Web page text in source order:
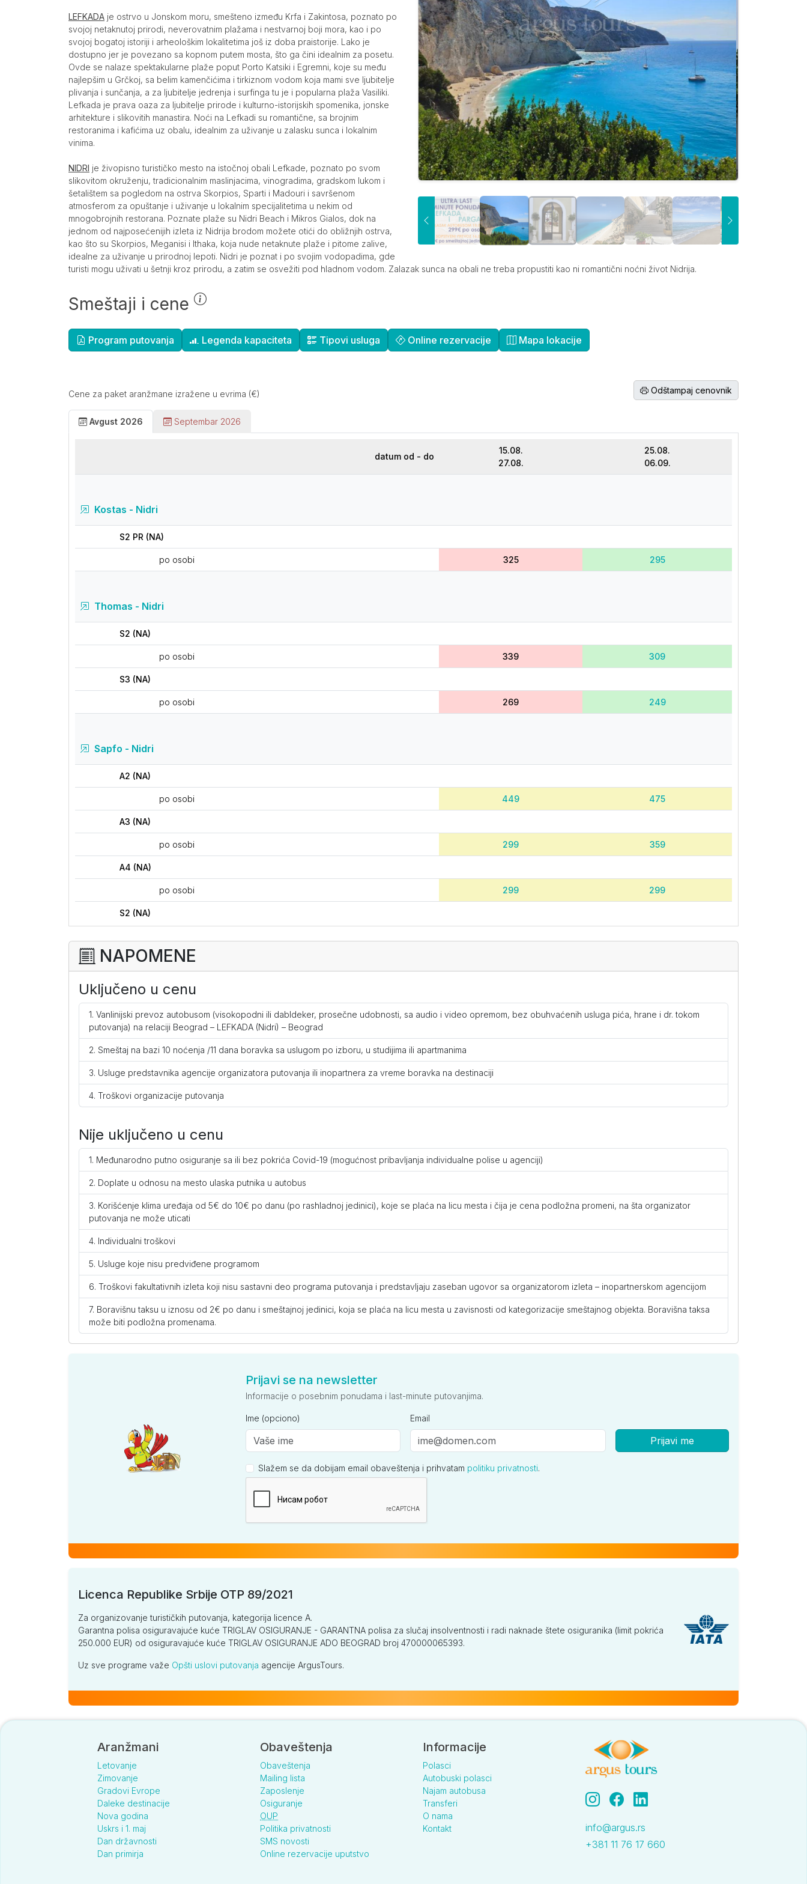
LEFKADA je ostrvo u Jonskom moru, smešteno između Krfa i Zakintosa, poznato po
svojoj netaknutoj prirodi, neverovatnim plažama i nestvarnoj boji mora, kao i po
svojoj bogatoj istoriji i arheološkim lokalitetima još iz doba praistorije. Lako je
dostupno jer je povezano sa kopnom putem mosta, što ga čini idealnim za posetu.
Ovde se nalaze spektakularne plaže poput Porto Katsiki i Egremni, koje su među
najlepšim u Grčkoj, sa belim kamenčićima i tirkiznom vodom koja mami sve ljubitelje
plivanja i sunčanja, a za ljubitelje jedrenja i surfinga tu je i popularna plaža Vasiliki.
Lefkada je prava oaza za ljubitelje prirode i kulturno-istorijskih spomenika, jonske
arhitekture i slikovitih manastira. Noći na Lefkadi su romantične, sa brojnim
restoranima i kafićima uz obalu, idealnim za uživanje u zalasku sunca i lokalnim
vinima.
NIDRI je živopisno turističko mesto na istočnoj obali Lefkade, poznato po svom
slikovitom okruženju, tradicionalnim maslinjacima, vinogradima, gradskom lukom i
šetalištem sa pogledom na ostrva Skorpios, Sparti i Madouri i savršenom
atmosferom za opuštanje i uživanje u lokalnim specijalitetima u nekim od
mnogobrojnih restorana. Poznate plaže su Nidri Beach i Mikros Gialos, dok na
jednom od najposećenijih izleta iz Nidrija brodom možete otići do obližnjih ostrva,
kao što su Skorpios, Meganisi i Ithaka, koja nude netaknute plaže i pitome zalive,
idealne za uživanje u prirodnoj lepoti. Nidri je poznat i po svojim vodopadima, gde
turisti mogu uživati u šetnji kroz prirodu, a zatim se osvežiti pod hladnom vodom. Zalazak sunca na obali ne treba propustiti kao ni romantični noćni život Nidrija.
Smeštaji i cene
Cene za paket aranžmane izražene u evrima (€) Odštampaj cenovnik
Avgust 2026 Septembar 2026
datum od - do
15.08.
27.08.
25.08.
06.09.
Kostas - Nidri
S2 PR (NA)
po osobi 325 295
Thomas - Nidri
S2 (NA)
po osobi 339 309
S3 (NA)
po osobi 269 249
Sapfo - Nidri
A2 (NA)
po osobi 449 475
A3 (NA)
po osobi 299 359
A4 (NA)
po osobi 299 299
S2 (NA)
S2+1 (NA)
S2 PR (NA)
po osobi
S2 PR tip C (NA)
po osobi
S3 PR (NA)
Zodiac - Nidri
A2 (NA)
po osobi
A3 (NA)
po osobi
A4 (NA)
po osobi 309 285
S2 (NA)
Nidri Port - Nidri
S2 (NA)
po osobi 315 289
Margarita - Nidri
S2 (NA)
S2 PR (NA)
Dopunske informacije
Program putovanja Legenda kapaciteta Tipovi usluga Online rezervacije Mapa lokacije
NAPOMENE
Uključeno u cenu
Vanlinijski prevoz autobusom (visokopodni ili dabldeker, prosečne udobnosti, sa audio i video opremom, bez obuhvaćenih usluga pića, hrane i dr. tokom
putovanja) na relaciji Beograd – LEFKADA (Nidri) – Beograd
Smeštaj na bazi 10 noćenja /11 dana boravka sa uslugom po izboru, u studijima ili apartmanima
Usluge predstavnika agencije organizatora putovanja ili inopartnera za vreme boravka na destinaciji
Troškovi organizacije putovanja
Nije uključeno u cenu
Međunarodno putno osiguranje sa ili bez pokrića Covid-19 (mogućnost pribavljanja individualne polise u agenciji)
Doplate u odnosu na mesto ulaska putnika u autobus
Korišćenje klima uređaja od 5€ do 10€ po danu (po rashladnoj jedinici), koje se plaća na licu mesta i čija je cena podložna promeni, na šta organizator
putovanja ne može uticati
Individualni troškovi
Usluge koje nisu predviđene programom
Troškovi fakultativnih izleta koji nisu sastavni deo programa putovanja i predstavljaju zaseban ugovor sa organizatorom izleta – inopartnerskom agencijom
Boravišnu taksu u iznosu od 2€ po danu i smeštajnoj jedinici, koja se plaća na licu mesta u zavisnosti od kategorizacije smeštajnog objekta. Boravišna taksa
može biti podložna promenama.
Prijavi se na newsletter
Informacije o posebnim ponudama i last-minute putovanjima.
Ime (opciono) Email
Prijavi me
Slažem se da dobijam email obaveštenja i prihvatam politiku privatnosti.
Licenca Republike Srbije OTP 89/2021
Za organizovanje turističkih putovanja, kategorija licence A.
Garantna polisa osiguravajuće kuće TRIGLAV OSIGURANJE - GARANTNA polisa za slučaj insolventnosti i radi naknade štete osiguranika (limit pokrića
250.000 EUR) od osiguravajuće kuće TRIGLAV OSIGURANJE ADO BEOGRAD broj 470000065393.
Uz sve programe važe Opšti uslovi putovanja agencije ArgusTours.
Aranžmani
Letovanje
Zimovanje
Gradovi Evrope
Daleke destinacije
Nova godina
Uskrs i 1. maj
Dan državnosti
Dan primirja
Obaveštenja
Obaveštenja
Mailing lista
Zaposlenje
Osiguranje
OUP
Politika privatnosti
SMS novosti
Online rezervacije uputstvo
Informacije
Polasci
Autobuski polasci
Najam autobusa
Transferi
O nama
Kontakt
info@argus.rs
+381 11 76 17 660